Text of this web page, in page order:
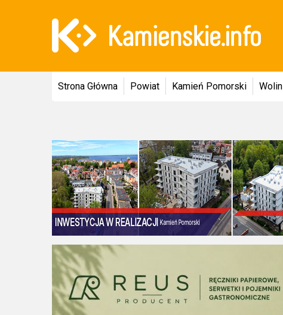
Strona Główna Powiat Kamień Pomorski Wolin